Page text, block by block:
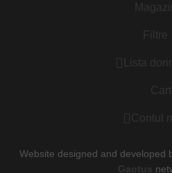
Magazin
Filtre
Lista
Cart
Contul
Website designed and developed
Gaotus